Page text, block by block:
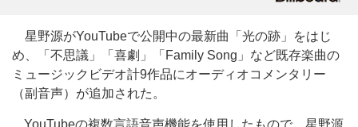
星野源がYouTubeで公開中の最新曲「光の跡」をはじ
め、「不思議」「喜劇」「Family Song」など既存楽曲の
ミュージックビデオ計9作品にオーディオコメンタリー
（副音声）が追加された。
YouTubeの複数言語音声機能を使用したもので、星野源